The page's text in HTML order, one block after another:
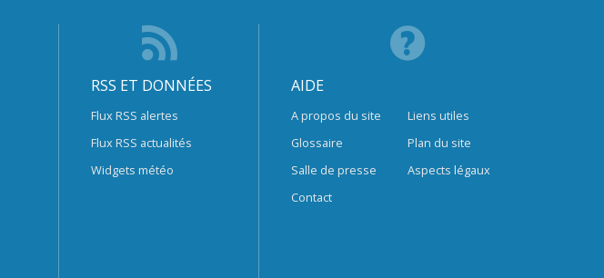
RSS ET DONNÉES
Flux RSS alertes
Flux RSS actualités
Widgets météo
AIDE
A propos du site
Glossaire
Salle de presse
Contact
Liens utiles
Plan du site
Aspects légaux